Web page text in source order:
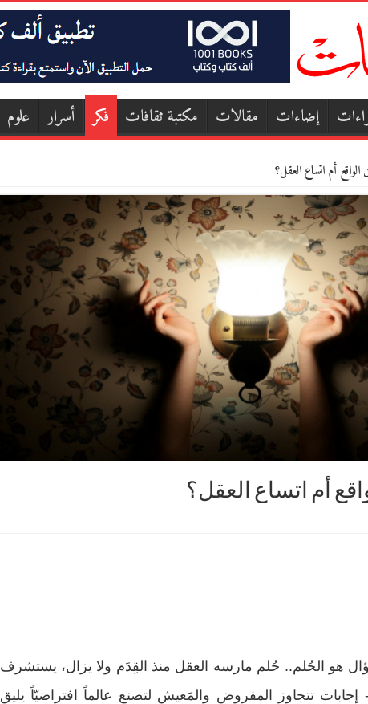
إضاءات مقالات مكتبة ثقافات فكر أسرار علوم
أم اتساع العقل؟
أم اتساع العقل؟
هو الحُلم.. حُلم مارسه العقل منذ القِدَم ولا يزال، يستشرف
تتجاوز المفروض والمَعيش لتصنع عالماً افتراضيّاً يليق